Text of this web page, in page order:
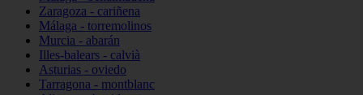
Zaragoza - cariñena
Málaga - torremolinos
Murcia - abarán
Illes-balears - calvià
Asturias - oviedo
Tarragona - montblanc